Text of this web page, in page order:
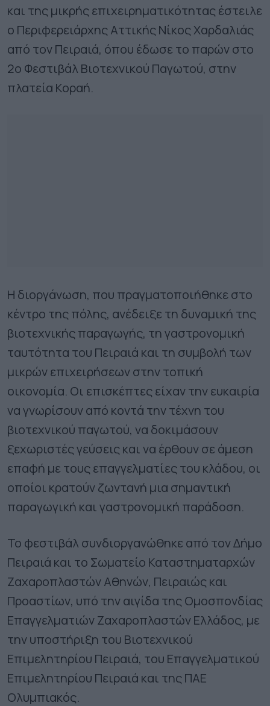
και της μικρής επιχειρηματικότητας έστειλε
ο Περιφερειάρχης Αττικής Νίκος Χαρδαλιάς
από τον Πειραιά, όπου έδωσε το παρών στο
2ο Φεστιβάλ Βιοτεχνικού Παγωτού, στην
πλατεία Κοραή.
Η διοργάνωση, που πραγματοποιήθηκε στο
κέντρο της πόλης, ανέδειξε τη δυναμική της
βιοτεχνικής παραγωγής, τη γαστρονομική
ταυτότητα του Πειραιά και τη συμβολή των
μικρών επιχειρήσεων στην τοπική
οικονομία. Οι επισκέπτες είχαν την ευκαιρία
να γνωρίσουν από κοντά την τέχνη του
βιοτεχνικού παγωτού, να δοκιμάσουν
ξεχωριστές γεύσεις και να έρθουν σε άμεση
επαφή με τους επαγγελματίες του κλάδου, οι
οποίοι κρατούν ζωντανή μια σημαντική
παραγωγική και γαστρονομική παράδοση.
Το φεστιβάλ συνδιοργανώθηκε από τον Δήμο
Πειραιά και το Σωματείο Καταστηματαρχών
Ζαχαροπλαστών Αθηνών, Πειραιώς και
Προαστίων, υπό την αιγίδα της Ομοσπονδίας
Επαγγελματιών Ζαχαροπλαστών Ελλάδος, με
την υποστήριξη του Βιοτεχνικού
Επιμελητηρίου Πειραιά, του Επαγγελματικού
Επιμελητηρίου Πειραιά και της ΠΑΕ
Ολυμπιακός.